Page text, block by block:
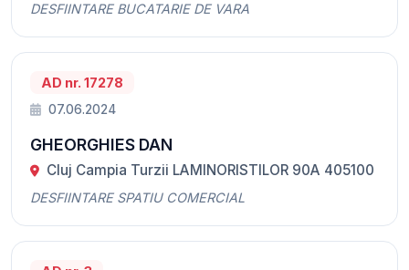
DESFIINTARE BUCATARIE DE VARA
AD nr. 17278
07.06.2024
GHEORGHIES DAN
Cluj Campia Turzii LAMINORISTILOR 90A 405100
DESFIINTARE SPATIU COMERCIAL